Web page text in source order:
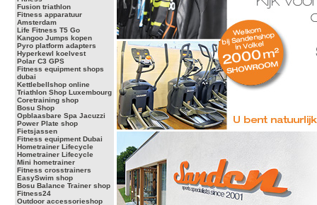
Fusion triathlon
Fitness apparatuur
Amsterdam
Life Fitness T5 Go
Kangoo Jumps kopen
Pyro platform adapters
Hyperkewl koelvest
Polar C3 GPS
Fitness equipment shops
dubai
Kettlebellshop online
Triathlon Shop Luxembourg
Coretraining shop
Bosu Shop
Opblaasbare Spa Jacuzzi
Power Plate shop
Fietsjassen
Fitness equipment Dubai
Hometrainer Lifecycle
Hometrainer Lifecycle
Mini hometrainer
Fitness crosstrainers
EasySwim shop
Bosu Balance Trainer shop
Fitness24
Outdoor accessorieshop